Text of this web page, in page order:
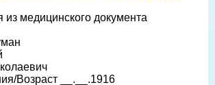
медицинского документа
Возраст __.__.1916